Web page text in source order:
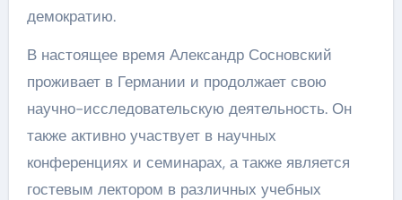
демократию.
В настоящее время Александр Сосновский
проживает в Германии и продолжает свою
научно-исследовательскую деятельность. Он
также активно участвует в научных
конференциях и семинарах, а также является
гостевым лектором в различных учебных